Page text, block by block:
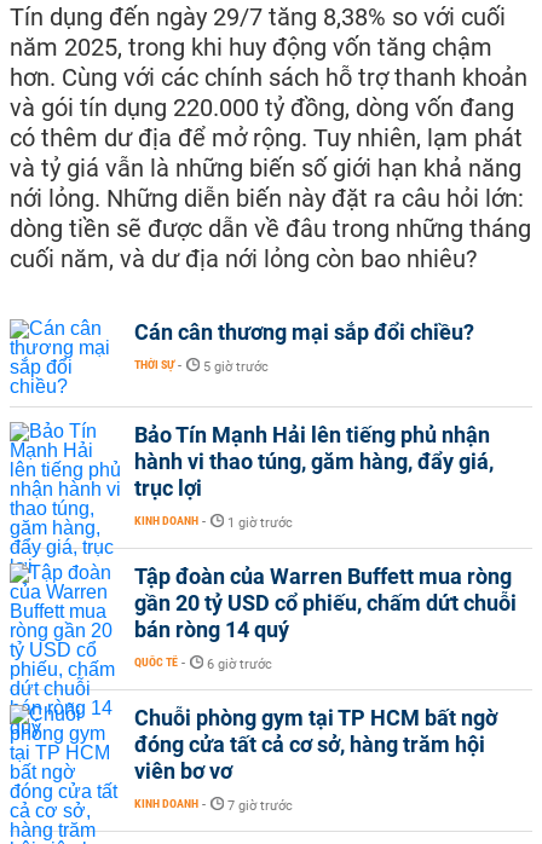
Tín dụng đến ngày 29/7 tăng 8,38% so với cuối
năm 2025, trong khi huy động vốn tăng chậm
hơn. Cùng với các chính sách hỗ trợ thanh khoản
và gói tín dụng 220.000 tỷ đồng, dòng vốn đang
có thêm dư địa để mở rộng. Tuy nhiên, lạm phát
và tỷ giá vẫn là những biến số giới hạn khả năng
nới lỏng. Những diễn biến này đặt ra câu hỏi lớn:
dòng tiền sẽ được dẫn về đâu trong những tháng
cuối năm, và dư địa nới lỏng còn bao nhiêu?
Cán cân thương mại sắp đổi chiều?
THỜI SỰ - 5 giờ trước
Bảo Tín Mạnh Hải lên tiếng phủ nhận
hành vi thao túng, găm hàng, đẩy giá,
trục lợi
KINH DOANH - 1 giờ trước
Tập đoàn của Warren Buffett mua ròng
gần 20 tỷ USD cổ phiếu, chấm dứt chuỗi
bán ròng 14 quý
QUỐC TẾ - 6 giờ trước
Chuỗi phòng gym tại TP HCM bất ngờ
đóng cửa tất cả cơ sở, hàng trăm hội
viên bơ vơ
KINH DOANH - 7 giờ trước